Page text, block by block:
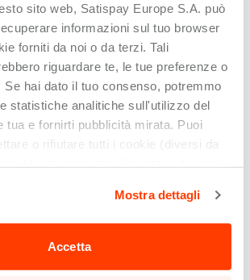
sito web, Satispay Europe S.A. può
informazioni sul tuo browser
forniti da noi o da terzi. Tali
riguardare te, le tue preferenze o
Se hai dato il tuo consenso, potremmo
statistiche analitiche sull'utilizzo del
tua e fornirti pubblicità mirata. Puoi
o rifiutare tutti i cookie (diversi da
solo alcuni tipi di cookie e
cliccando sul pulsante
Mostra dettagli
Accetta
not installed
this link can only be opened by
Satispay app installed or updated.